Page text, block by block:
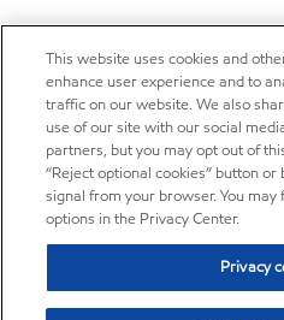
This website uses cookies and
enhance user experience and to
traffic on our website. We also
use of our site with our social
partners, but you may opt out of
“Reject optional cookies” button
signal from your browser. You
options in the Privacy Center.
Privacy